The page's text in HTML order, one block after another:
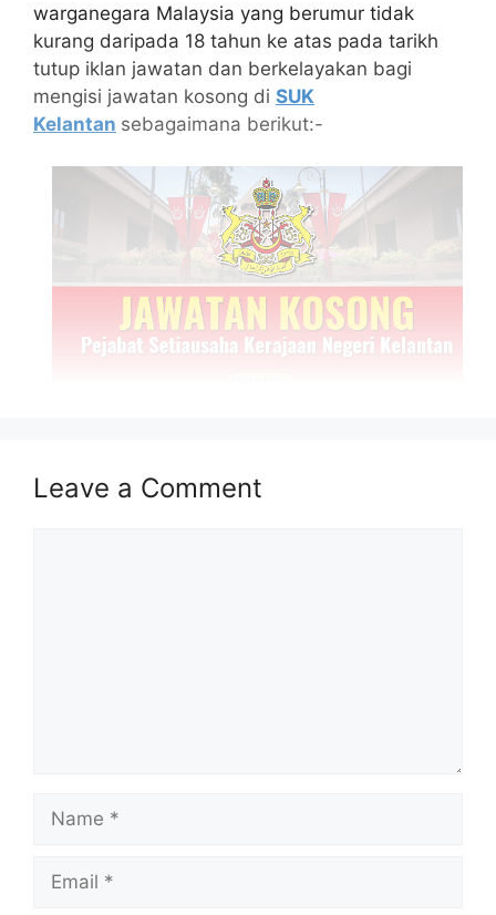
warganegara Malaysia yang berumur tidak
kurang daripada 18 tahun ke atas pada tarikh
tutup iklan jawatan dan berkelayakan bagi
mengisi jawatan kosong di SUK
Kelantan sebagaimana berikut:-
Isi Kandungan
Kelayakan :
Leave a Comment